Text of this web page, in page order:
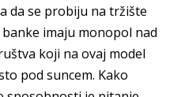
da se probiju na tržište
imaju monopol nad
koji na ovaj model
pod suncem. Kako